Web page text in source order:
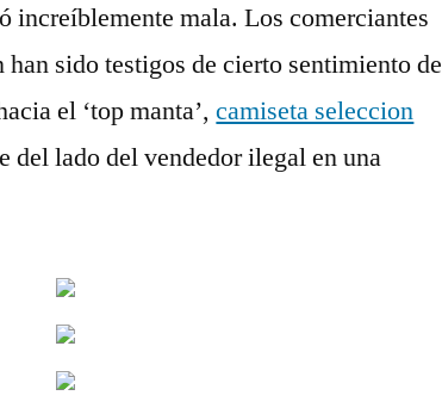
increíblemente mala. Los comerciantes
sido testigos de cierto sentimiento de
el ‘top manta’,camiseta seleccion
del lado del vendedor ilegal en una